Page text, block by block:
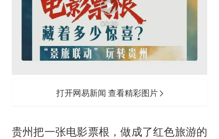
打开网易新闻 查看精彩图片
贵州把一张电影票根，做成了红色旅游的